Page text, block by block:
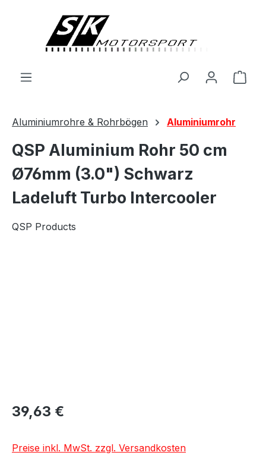
Aluminiumrohre & Rohrbögen Aluminiumrohr
QSP Aluminium Rohr 50 cm
Ø76mm (3.0") Schwarz
Ladeluft Turbo Intercooler
QSP Products
39,63 €
Preise inkl. MwSt. zzgl. Versandkosten